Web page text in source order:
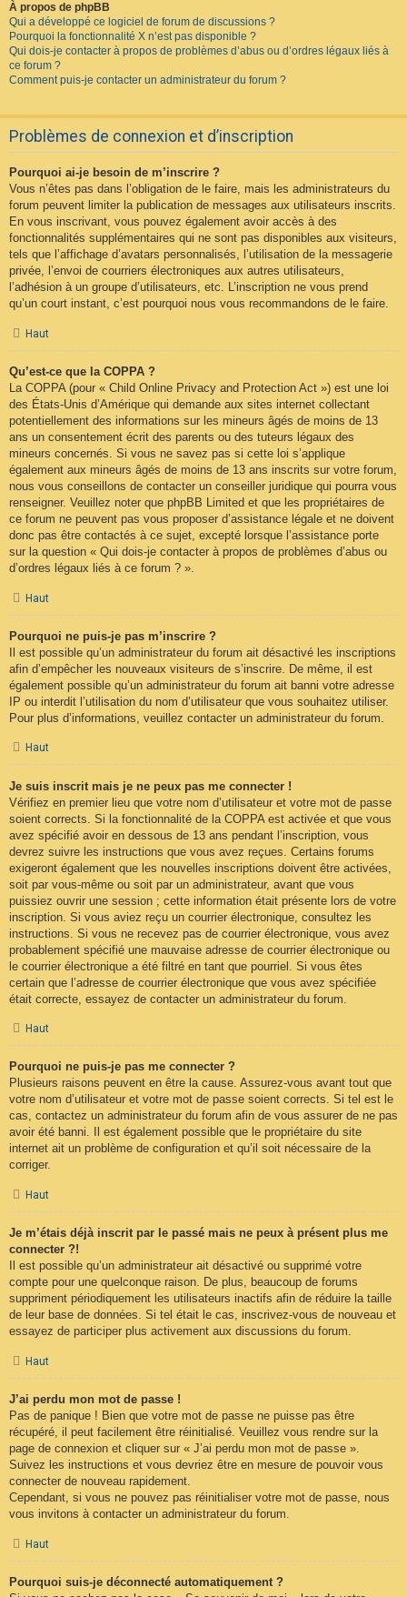
À propos de phpBB
Qui a développé ce logiciel de forum de discussions ?
Pourquoi la fonctionnalité X n’est pas disponible ?
Qui dois-je contacter à propos de problèmes d’abus ou d’ordres légaux liés à
ce forum ?
Comment puis-je contacter un administrateur du forum ?
Problèmes de connexion et d’inscription
Pourquoi ai-je besoin de m’inscrire ?
Vous n’êtes pas dans l’obligation de le faire, mais les administrateurs du
forum peuvent limiter la publication de messages aux utilisateurs inscrits.
En vous inscrivant, vous pouvez également avoir accès à des
fonctionnalités supplémentaires qui ne sont pas disponibles aux visiteurs,
tels que l’affichage d’avatars personnalisés, l’utilisation de la messagerie
privée, l’envoi de courriers électroniques aux autres utilisateurs,
l’adhésion à un groupe d’utilisateurs, etc. L’inscription ne vous prend
qu’un court instant, c’est pourquoi nous vous recommandons de le faire.
Haut
Qu’est-ce que la COPPA ?
La COPPA (pour « Child Online Privacy and Protection Act ») est une loi
des États-Unis d’Amérique qui demande aux sites internet collectant
potentiellement des informations sur les mineurs âgés de moins de 13
ans un consentement écrit des parents ou des tuteurs légaux des
mineurs concernés. Si vous ne savez pas si cette loi s’applique
également aux mineurs âgés de moins de 13 ans inscrits sur votre forum,
nous vous conseillons de contacter un conseiller juridique qui pourra vous
renseigner. Veuillez noter que phpBB Limited et que les propriétaires de
ce forum ne peuvent pas vous proposer d’assistance légale et ne doivent
donc pas être contactés à ce sujet, excepté lorsque l’assistance porte
sur la question « Qui dois-je contacter à propos de problèmes d’abus ou
d’ordres légaux liés à ce forum ? ».
Haut
Pourquoi ne puis-je pas m’inscrire ?
Il est possible qu’un administrateur du forum ait désactivé les inscriptions
afin d’empêcher les nouveaux visiteurs de s’inscrire. De même, il est
également possible qu’un administrateur du forum ait banni votre adresse
IP ou interdit l’utilisation du nom d’utilisateur que vous souhaitez utiliser.
Pour plus d’informations, veuillez contacter un administrateur du forum.
Haut
Je suis inscrit mais je ne peux pas me connecter !
Vérifiez en premier lieu que votre nom d’utilisateur et votre mot de passe
soient corrects. Si la fonctionnalité de la COPPA est activée et que vous
avez spécifié avoir en dessous de 13 ans pendant l’inscription, vous
devrez suivre les instructions que vous avez reçues. Certains forums
exigeront également que les nouvelles inscriptions doivent être activées,
soit par vous-même ou soit par un administrateur, avant que vous
puissiez ouvrir une session ; cette information était présente lors de votre
inscription. Si vous aviez reçu un courrier électronique, consultez les
instructions. Si vous ne recevez pas de courrier électronique, vous avez
probablement spécifié une mauvaise adresse de courrier électronique ou
le courrier électronique a été filtré en tant que pourriel. Si vous êtes
certain que l’adresse de courrier électronique que vous avez spécifiée
était correcte, essayez de contacter un administrateur du forum.
Haut
Pourquoi ne puis-je pas me connecter ?
Plusieurs raisons peuvent en être la cause. Assurez-vous avant tout que
votre nom d’utilisateur et votre mot de passe soient corrects. Si tel est le
cas, contactez un administrateur du forum afin de vous assurer de ne pas
avoir été banni. Il est également possible que le propriétaire du site
internet ait un problème de configuration et qu’il soit nécessaire de la
corriger.
Haut
Je m’étais déjà inscrit par le passé mais ne peux à présent plus me
connecter ?!
Il est possible qu’un administrateur ait désactivé ou supprimé votre
compte pour une quelconque raison. De plus, beaucoup de forums
suppriment périodiquement les utilisateurs inactifs afin de réduire la taille
de leur base de données. Si tel était le cas, inscrivez-vous de nouveau et
essayez de participer plus activement aux discussions du forum.
Haut
J’ai perdu mon mot de passe !
Pas de panique ! Bien que votre mot de passe ne puisse pas être
récupéré, il peut facilement être réinitialisé. Veuillez vous rendre sur la
page de connexion et cliquer sur « J’ai perdu mon mot de passe ».
Suivez les instructions et vous devriez être en mesure de pouvoir vous
connecter de nouveau rapidement.
Cependant, si vous ne pouvez pas réinitialiser votre mot de passe, nous
vous invitons à contacter un administrateur du forum.
Haut
Pourquoi suis-je déconnecté automatiquement ?